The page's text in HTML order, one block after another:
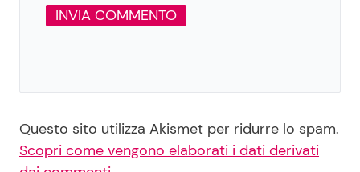
Questo sito utilizza Akismet per ridurre lo spam.
Scopri come vengono elaborati i dati derivati